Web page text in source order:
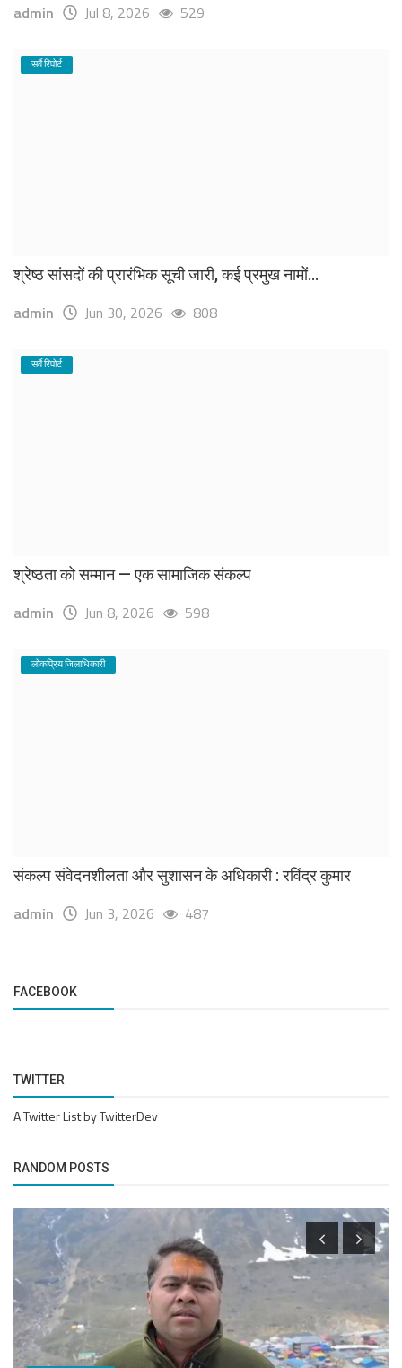
admin Jul 8, 2026 529
सर्वे रिपोर्ट
श्रेष्ठ सांसदों की प्रारंभिक सूची जारी, कई प्रमुख नामों...
admin Jun 30, 2026 808
सर्वे रिपोर्ट
श्रेष्ठता को सम्मान — एक सामाजिक संकल्प
admin Jun 8, 2026 598
लोकप्रिय जिलाधिकारी
संकल्प संवेदनशीलता और सुशासन के अधिकारी : रविंद्र कुमार
admin Jun 3, 2026 487
FACEBOOK
TWITTER
A Twitter List by TwitterDev
RANDOM POSTS